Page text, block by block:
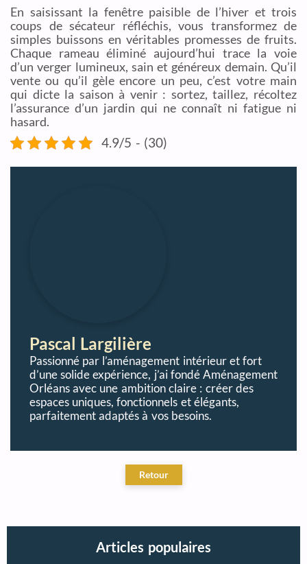
En saisissant la fenêtre paisible de l’hiver et trois
coups de sécateur réfléchis, vous transformez de
simples buissons en véritables promesses de fruits.
Chaque rameau éliminé aujourd’hui trace la voie
d’un verger lumineux, sain et généreux demain. Qu’il
vente ou qu’il gèle encore un peu, c’est votre main
qui dicte la saison à venir : sortez, taillez, récoltez
l’assurance d’un jardin qui ne connaît ni fatigue ni
hasard.
4.9/5 - (30)
Pascal Largilière
Passionné par l’aménagement intérieur et fort
d’une solide expérience, j’ai fondé Aménagement
Orléans avec une ambition claire : créer des
espaces uniques, fonctionnels et élégants,
parfaitement adaptés à vos besoins.
Articles populaires